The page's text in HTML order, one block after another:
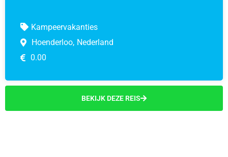
Kampeervakanties
Hoenderloo, Nederland
0.00
BEKIJK DEZE REIS